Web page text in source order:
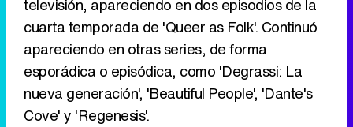
Tráiler en catalán de 'Ravalear', la nueva serie de HBO Max sobre los fondos buitre
televisión, apareciendo en dos episodios de la
cuarta temporada de 'Queer as Folk'. Continuó
apareciendo en otras series, de forma
esporádica o episódica, como 'Degrassi: La
nueva generación', 'Beautiful People', 'Dante's
Cove' y 'Regenesis'.